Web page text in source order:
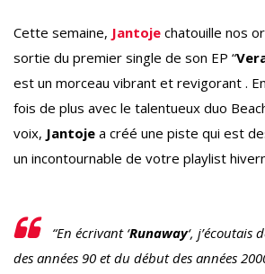
Cette semaine, Jantoje chatouille nos
sortie du premier single de son EP “
est un morceau vibrant et revigorant .
fois de plus avec le talentueux duo
voix, Jantoje a créé une piste qui est
un incontournable de votre playlist
“En écrivant ‘Runaway‘, j’écoutais
des années 90 et du début des années